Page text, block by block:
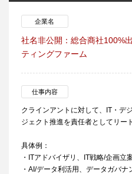
企業名
社名非公開：総合商社100%
ティングファーム
仕事内容
クラインアントに対して、IT・デ
ジェクト推進を責任者としてリード
具体例：
・ITアドバイザリ、IT戦略/企画立
・AI/データ利活用、データガバ